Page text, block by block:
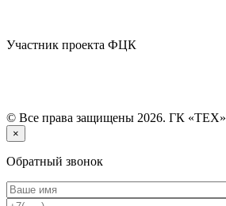
Участник проекта ФЦК
© Все права защищены 2026. ГК «ТЕХ»
×
Обратный звонок